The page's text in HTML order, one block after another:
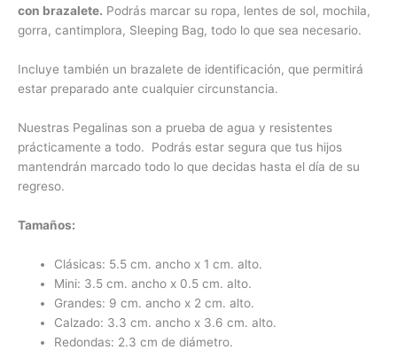
con brazalete. Podrás marcar su ropa, lentes de sol, mochila,
gorra, cantimplora, Sleeping Bag, todo lo que sea necesario.
Incluye también un brazalete de identificación, que permitirá
estar preparado ante cualquier circunstancia.
Nuestras Pegalinas son a prueba de agua y resistentes
prácticamente a todo. Podrás estar segura que tus hijos
mantendrán marcado todo lo que decidas hasta el día de su
regreso.
Tamaños:
Clásicas: 5.5 cm. ancho x 1 cm. alto.
Mini: 3.5 cm. ancho x 0.5 cm. alto.
Grandes: 9 cm. ancho x 2 cm. alto.
Calzado: 3.3 cm. ancho x 3.6 cm. alto.
Redondas: 2.3 cm de diámetro.